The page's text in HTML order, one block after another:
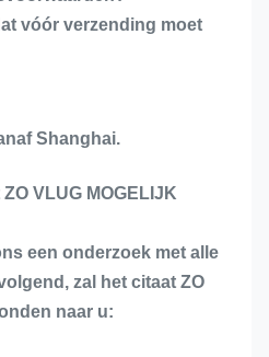
vóór verzending moet
Shanghai.
VLUG MOGELIJK
een onderzoek met alle
zal het citaat ZO
naar u: